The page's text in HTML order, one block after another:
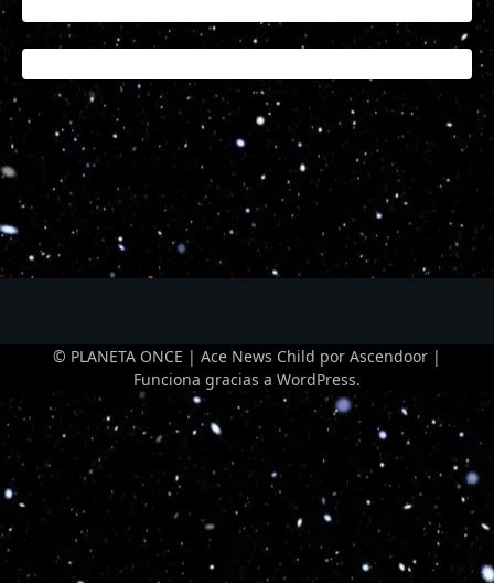
© PLANETA ONCE | Ace News Child por Ascendoor |
Funciona gracias a WordPress.